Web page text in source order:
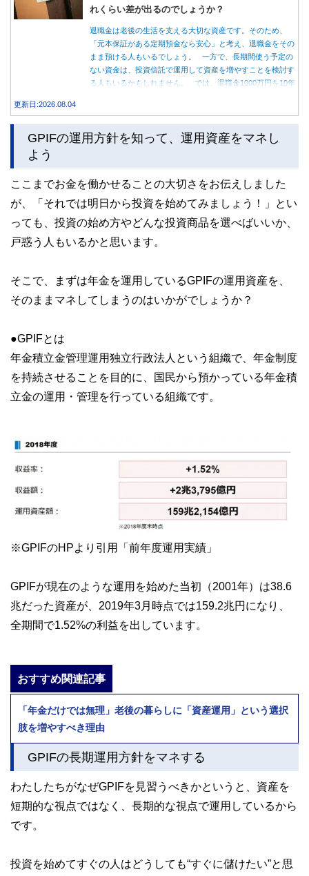
れくらい差が出るのでしょうか？
退職金は老後の生活を支える大切な資産です。そのため、
「元本保証がある定期預金なら安心」と考え、退職金をその
まま預ける人もいるでしょう。 一方で、長期間使う予定の
ない資金は、投資信託で運用して資産を増やすことを検討す
る人もいるかもしれません。 では、退職金1000万円を10年
レーションします。
更新日:2026.08.04
GPIFの運用方針を知って、運用資産をマネし
よう
ここまでお金を働かせることの大切さをお伝えしました
が、「それでは明日から投資を始めてみましょう！」とい
っても、投資の始め方やどんな投資商品を選べばいいか、
戸惑う人もいるかと思います。
そこで、まずは年金を運用しているGPIFの運用資産を、
そのままマネしてしまうのはいかがでしょうか？
●GPIFとは
年金積立金管理運用独立行政法人という組織で、年金制度
を持続させることを目的に、国民から預かっている年金積
立金の運用・管理を行っている組織です。
※GPIFのHPより引用「前年度運用実績」
GPIFが現在のような運用を始めた当初（2001年）は38.6
兆だった資産が、2019年3月時点では159.2兆円になり、
全期間で1.52%の利益を出しています。
おすすめ関連記事
「年金だけでは無理」老後の暮らしに「資産運用」という選択
肢を増やすべき理由
GPIFの長期運用方針をマネする
わたしたちがなぜGPIFを見習うべきかというと、資産を
短期的な視点ではなく、長期的な視点で運用しているから
です。
投資を始めてすぐの人はどうしても“すぐに儲けたい”と思